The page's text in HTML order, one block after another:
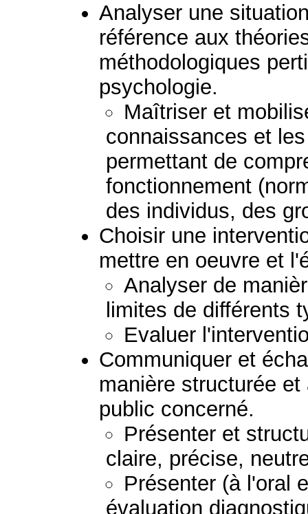
Analyser une
référence aux
méthodologiques
psychologie.
Maîtriser et
connaissances et
permettant de
fonctionnement
des individus, des
Choisir une
mettre en oeuvre et
Analyser de
limites de différents
Evaluer
Communiquer et
manière structurée
public concerné.
Présenter et
claire, précise,
Présenter (à l'oral
évaluation